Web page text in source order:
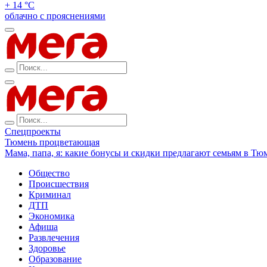
+ 14 °С
облачно с прояснениями
Спецпроекты
Тюмень процветающая
Мама, папа, я: какие бонусы и скидки предлагают семьям в
Общество
Происшествия
Криминал
ДТП
Экономика
Афиша
Развлечения
Здоровье
Образование